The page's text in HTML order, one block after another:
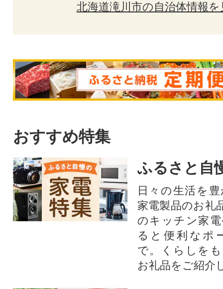
北海道滝川市の自治体情報を
おすすめ特集
ふるさと自
日々の生活を
家電製品のお礼
のキッチン家
ると便利なポ
で。くらしを
お礼品をご紹介